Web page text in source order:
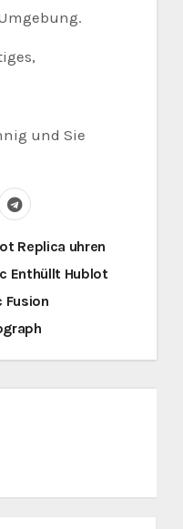
und Sie
Replica uhren
Enthüllt Hublot
Fusion